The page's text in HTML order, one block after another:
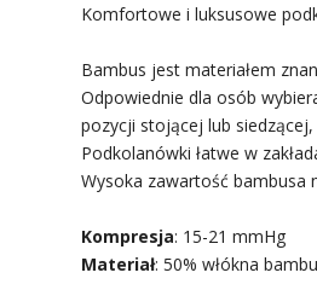
Komfortowe i luksusowe
Bambus jest materiałem
Odpowiednie dla osób
pozycji stojącej lub
Podkolanówki łatwe w
Wysoka zawartość bambusa
Kompresja: 15-21 mmHg
Materiał: 50% włókna